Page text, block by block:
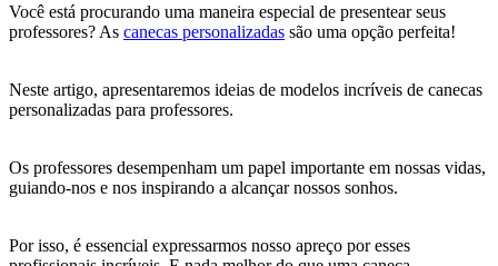
Você está procurando uma maneira especial de presentear seus
professores? As canecas personalizadas são uma opção perfeita!
Neste artigo, apresentaremos ideias de modelos incríveis de canecas
personalizadas para professores.
Os professores desempenham um papel importante em nossas vidas,
guiando-nos e nos inspirando a alcançar nossos sonhos.
Por isso, é essencial expressarmos nosso apreço por esses